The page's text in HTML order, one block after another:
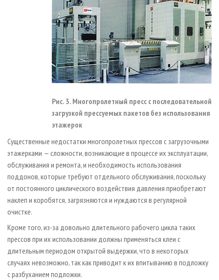
Рис. 3. Многопролетный пресс с последовательной
загрузкой прессуемых пакетов без использования
этажерок
Существенные недостатки многопролетных прессов с загрузочными
этажерками — сложности, возникающие в процессе их эксплуатации,
обслуживания и ремонта, и необходимость использования
поддонов, которые требуют отдельного обслуживания, поскольку
от постоянного циклического воздействия давления приобретают
наклеп и коробятся, загрязняются и нуждаются в регулярной
очистке.
Кроме того, из-за довольно длительного рабочего цикла таких
прессов при их использовании должны применяться клеи с
длительным периодом открытой выдержки, что в некоторых
случаях невозможно, так как приводит к их впитыванию в подложку
с разбуханием подложки.